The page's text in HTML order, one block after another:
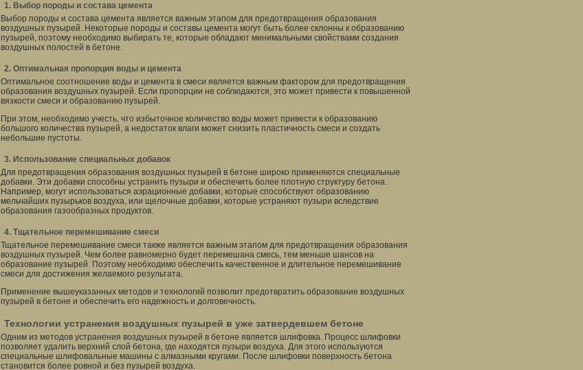
1. Выбор породы и состава цемента
Выбор породы и состава цемента является важным этапом для предотвращения образования
воздушных пузырей. Некоторые породы и составы цемента могут быть более склонны к образованию
пузырей, поэтому необходимо выбирать те, которые обладают минимальными свойствами создания
воздушных полостей в бетоне.
2. Оптимальная пропорция воды и цемента
Оптимальное соотношение воды и цемента в смеси является важным фактором для предотвращения
образования воздушных пузырей. Если пропорции не соблюдаются, это может привести к повышенной
вязкости смеси и образованию пузырей.
При этом, необходимо учесть, что избыточное количество воды может привести к образованию
большого количества пузырей, а недостаток влаги может снизить пластичность смеси и создать
небольшие пустоты.
3. Использование специальных добавок
Для предотвращения образования воздушных пузырей в бетоне широко применяются специальные
добавки. Эти добавки способны устранить пузыри и обеспечить более плотную структуру бетона.
Например, могут использоваться аэрационные добавки, которые способствуют образованию
мельчайших пузырьков воздуха, или щелочные добавки, которые устраняют пузыри вследствие
образования газообразных продуктов.
4. Тщательное перемешивание смеси
Тщательное перемешивание смеси также является важным этапом для предотвращения образования
воздушных пузырей. Чем более равномерно будет перемешана смесь, тем меньше шансов на
образование пузырей. Поэтому необходимо обеспечить качественное и длительное перемешивание
смеси для достижения желаемого результата.
Применение вышеуказанных методов и технологий позволит предотвратить образование воздушных
пузырей в бетоне и обеспечить его надежность и долговечность.
Технологии устранения воздушных пузырей в уже затвердевшем бетоне
Одним из методов устранения воздушных пузырей в бетоне является шлифовка. Процесс шлифовки
позволяет удалить верхний слой бетона, где находятся пузыри воздуха. Для этого используются
специальные шлифовальные машины с алмазными кругами. После шлифовки поверхность бетона
становится более ровной и без пузырей воздуха.